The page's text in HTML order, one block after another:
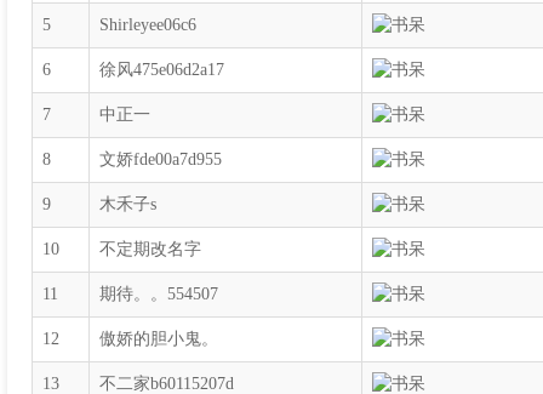
5 Shirleyee06c6
6 徐风475e06d2a17
7 中正一
8 文娇fde00a7d955
9 木禾子s
10 不定期改名字
11 期待。。554507
12 傲娇的胆小鬼。
13 不二家b60115207d